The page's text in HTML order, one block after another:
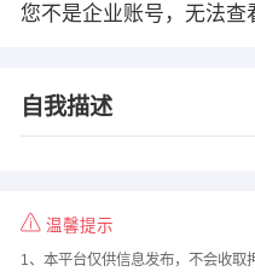
您不是企业账号，无法查
自我描述
温馨提示
1、本平台仅供信息发布，不会收取